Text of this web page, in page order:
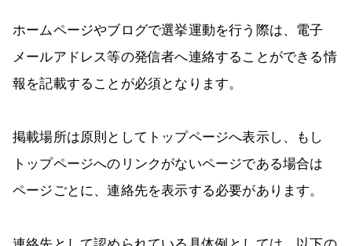
ホームページやブログで選挙運動を行う際は、電子
メールアドレス等の発信者へ連絡することができる情
報を記載することが必須となります。
掲載場所は原則としてトップページへ表示し、もし
トップページへのリンクがないページである場合は
ページごとに、連絡先を表示する必要があります。